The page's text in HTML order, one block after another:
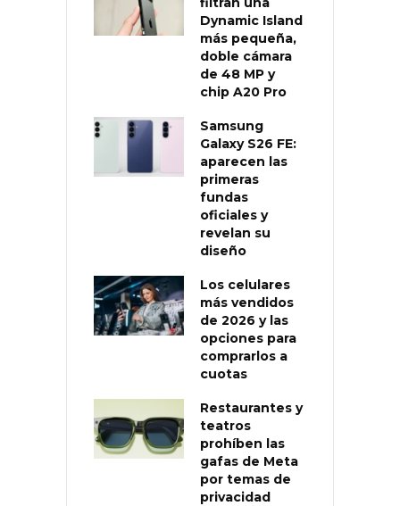
Dynamic Island
más pequeña,
doble cámara
de 48 MP y
chip A20 Pro
Samsung
Galaxy S26 FE:
aparecen las
primeras
fundas
oficiales y
revelan su
diseño
Los celulares
más vendidos
de 2026 y las
opciones para
comprarlos a
cuotas
Restaurantes y
teatros
prohíben las
gafas de Meta
por temas de
privacidad